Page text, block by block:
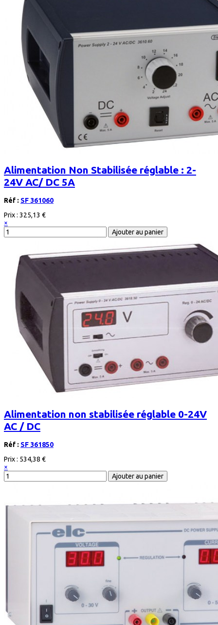
Alimentation Non Stabilisée réglable : 2-
24V AC/ DC 5A
Réf : SF 361060
Prix : 325,13 €
×
Alimentation non stabilisée réglable 0-24V
AC / DC
Réf : SF 361850
Prix : 534,38 €
×